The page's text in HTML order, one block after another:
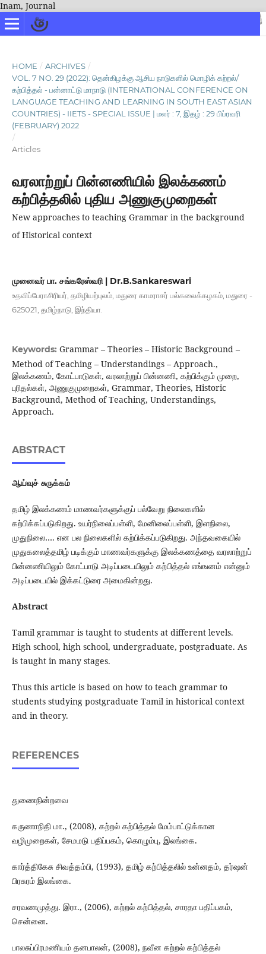
Inam, Journal
HOME / ARCHIVES /
VOL. 7 NO. 29 (2022): தென்கிழக்கு ஆசிய நாடுகளில் மொழிக் கற்றல்/
கற்பித்தல் - பன்னாட்டு மாநாடு (INTERNATIONAL CONFERENCE ON
LANGUAGE TEACHING AND LEARNING IN SOUTH EAST ASIAN
COUNTRIES) - IIETS - SPECIAL ISSUE | மலர் : 7, இதழ் : 29 பிப்ரவரி
(FEBRUARY) 2022
/
Articles
வரலாற்றுப் பின்னணியில் இலக்கணம்
கற்பித்தலில் புதிய அணுகுமுறைகள்
New approaches to teaching Grammar in the background
of Historical context
முனைவர் பா. சங்கரேஸ்வரி | Dr.B.Sankareswari
உதவிப்பேராசிரியர், தமிழியற்புலம், மதுரை காமராசர் பல்கலைக்கழகம், மதுரை -
625021, தமிழ்நாடு, இந்தியா.
Keywords: Grammar – Theories – Historic Background –
Method of Teaching – Understandings – Approach.,
இலக்கணம், கோட்பாடுகள், வரலாற்றுப் பின்னணி, கற்பிக்கும் முறை,
புரிதல்கள், அணுகுமுறைகள், Grammar, Theories, Historic
Background, Method of Teaching, Understandings,
Approach.
ABSTRACT
ஆய்வுச் சுருக்கம்
தமிழ் இலக்கணம் மாணவர்களுக்குப் பல்வேறு நிலைகளில்
கற்பிக்கப்படுகிறது. உயர்நிலைப்பள்ளி, மேனிலைப்பள்ளி, இளநிலை,
முதுநிலை…. என பல நிலைகளில் கற்பிக்கப்படுகிறது. அந்தவகையில்
முதுகலைத்தமிழ் படிக்கும் மாணவர்களுக்கு இலக்கணத்தை வரலாற்றுப்
பின்னணியிலும் கோட்பாடு அடிப்படையிலும் கற்பித்தல் எங்ஙனம் என்னும்
அடிப்படையில் இக்கட்டுரை அமைகின்றது.
Abstract
Tamil grammar is taught to students at different levels.
High school, high school, undergraduate, postgraduate. As
is taught in many stages.
Thus this article is based on how to teach grammar to
students studying postgraduate Tamil in historical context
and in theory.
REFERENCES
துணைநின்றவை
கருணாநிதி மா., (2008), கற்றல் கற்பித்தல் மேம்பாட்டுக்கான
வழிமுறைகள், சேமமடு பதிப்பகம், கொழும்பு, இலங்கை.
கார்த்திகேசு சிவத்தம்பி, (1993), தமிழ் கற்பித்தலில் உன்னதம், தர்ஷன்
பிரசுரம் இலங்கை.
சரவணமுத்து. இரா., (2006), கற்றல் கற்பித்தல், சாரதா பதிப்பகம்,
சென்னை.
பாலசுப்பிரமணியம் தனபாலன், (2008), நவீன கற்றல் கற்பித்தல்